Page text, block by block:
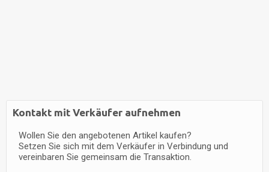
Kontakt mit Verkäufer aufnehmen
Wollen Sie den angebotenen Artikel kaufen?
Setzen Sie sich mit dem Verkäufer in Verbindung und
vereinbaren Sie gemeinsam die Transaktion.